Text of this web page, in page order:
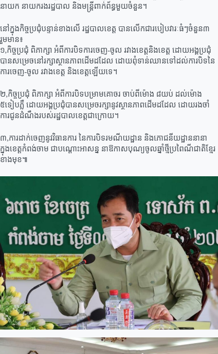
នាយក នាយករងរដ្ឋបាល និងមន្ត្រីពាក់ព័ន្ធមួយចំនួន។
នៅក្នុងកិច្ចប្រជុំបន្ទាន់ខាងលើ រដ្ឋបាលខេត្ត បានលើកជារបៀបវារៈធំៗចំនួន៣
រួមមាន៖
១,កិច្ចប្រជុំ ពិភាក្សា អំពីការបិទការចេញ-ចូល រវាងខេត្តនិងខេត្ត ដោយអង្គប្រជុំ
បានសម្រេចនៅរក្សាស្ថានភាពដើមដដែល ដោយពុំទាន់ឈានទៅដល់ការបិទនៃ
ការចេញ-ចូល រវាងខេត្ត និងខេត្តឡើយទេ។
២,កិច្ចប្រជុំ ពិភាក្សា អំពីការបិទបម្រាមគោចរ ចាប់ពីម៉ោង ៨យប់ ដល់ម៉ោង
៥ទៀបភ្លឺ ដោយអង្គប្រជុំបានសម្រេចរក្សានូវស្ថានភាពដើមដដែល ដោយរងចាំ
ការជូនដំណឹងរបស់រដ្ឋបាលខេត្តជាក្រោយ។
៣,ការដាក់ចេញនូវវិធានការ នៃការបិទរមណីយដ្ឋាន និងភោជនីយដ្ឋាននានា
ក្នុងខេត្តកំពង់ចាម ជាបណ្ដោះអាសន្ន នាឱកាសបុណ្យចូលឆ្នាំថ្មីប្រពៃណីជាតិខ្មែរ
ខាងមុខ៕